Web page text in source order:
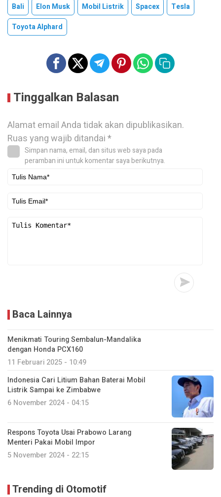
Bali Elon Musk Mobil Listrik Spacex
Tesla
Toyota Alphard
Tinggalkan Balasan
Alamat email Anda tidak akan dipublikasikan.
Ruas yang wajib ditandai*
Simpan nama, email, dan situs web saya pada
peramban ini untuk komentar saya berikutnya.
Baca Lainnya
Menikmati Touring Sembalun-Mandalika
dengan Honda PCX160
11 Februari 2025 - 10:49
Indonesia Cari Litium Bahan Baterai Mobil
Listrik Sampai ke Zimbabwe
6 November 2024 - 04:15
Respons Toyota Usai Prabowo Larang
Menteri Pakai Mobil Impor
5 November 2024 - 22:15
Trending di Otomotif